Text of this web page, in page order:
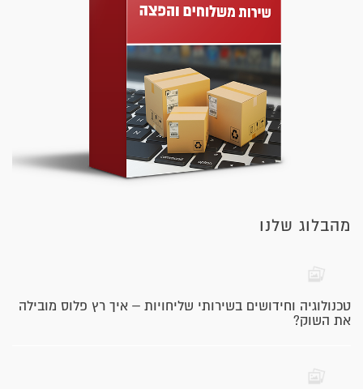
מהבלוג שלנו
טכנולוגיה וחידושים בשירותי שליחויות – איך רץ פלוס מובילה
את השוק?